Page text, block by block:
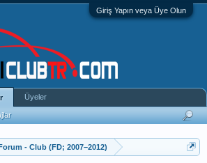
Giriş Yapın veya Üye Olun
- Club (FD; 2007–2012)
Üyeler